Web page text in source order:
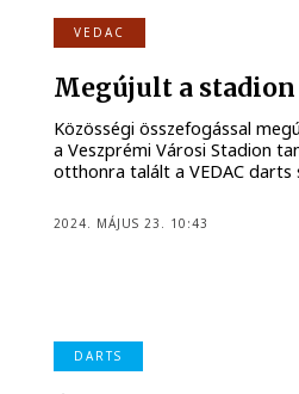
VEDAC
Megújult a
Közösségi összefogással
a Veszprémi Városi Stadion
otthonra talált a VEDAC darts
2024. MÁJUS 23. 10:43
DARTS